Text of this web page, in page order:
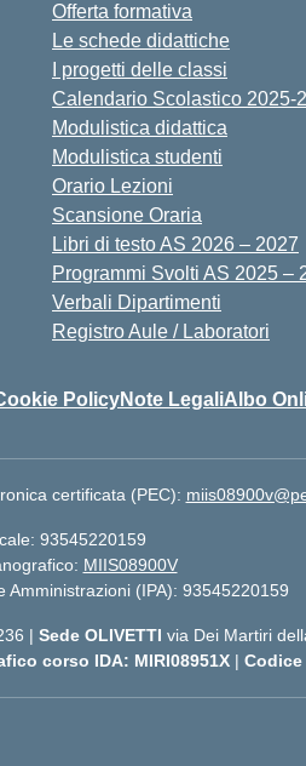
Offerta formativa
Le schede didattiche
I progetti delle classi
Calendario Scolastico 2025-
Modulistica didattica
Modulistica studenti
Orario Lezioni
Scansione Oraria
Libri di testo AS 2026 – 2027
Programmi Svolti AS 2025 –
Verbali Dipartimenti
Registro Aule / Laboratori
PolicyNote LegaliAlbo
certificata (PEC):
93545220159
MIIS08900V
Amministrazioni (IPA): 93545220159
| Sede OLIVETTI via Dei Martiri
corso IDA: MIRI08951X | Codice